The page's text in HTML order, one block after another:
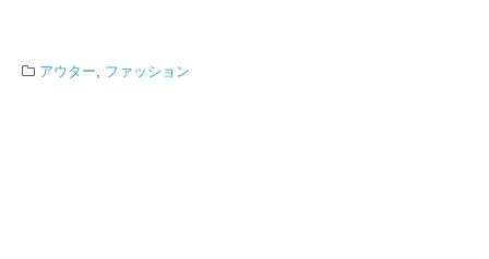
アウター ファッション